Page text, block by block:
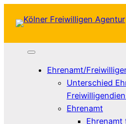
Inhalt
Ehrenamt/
Unterschied
Ehrenamt
Ehrenamt